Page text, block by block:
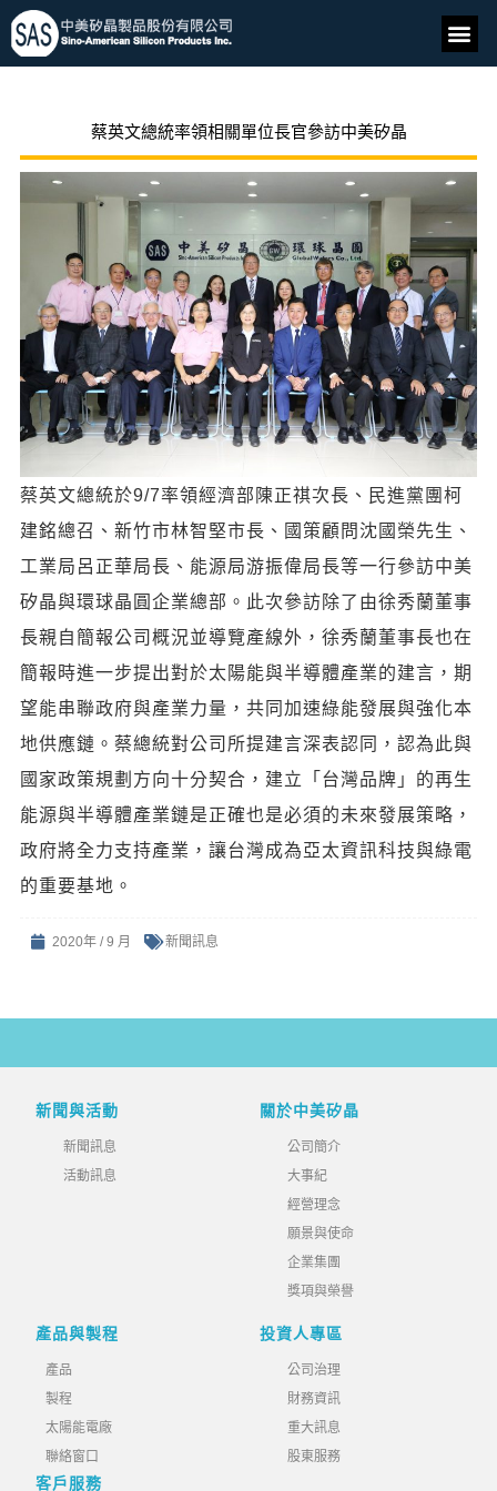
蔡英文總統率領相關單位長官參訪中美矽晶
蔡英文總統於9/7率領經濟部陳正祺次長、民進黨團柯
建銘總召、新竹市林智堅市長、國策顧問沈國榮先生、
工業局呂正華局長、能源局游振偉局長等一行參訪中美
矽晶與環球晶圓企業總部。此次參訪除了由徐秀蘭董事
長親自簡報公司概況並導覽產線外，徐秀蘭董事長也在
簡報時進一步提出對於太陽能與半導體產業的建言，期
望能串聯政府與產業力量，共同加速綠能發展與強化本
地供應鏈。蔡總統對公司所提建言深表認同，認為此與
國家政策規劃方向十分契合，建立「台灣品牌」的再生
能源與半導體產業鏈是正確也是必須的未來發展策略，
政府將全力支持產業，讓台灣成為亞太資訊科技與綠電
的重要基地。
2020年 / 9 月 新聞訊息
新聞與活動
新聞訊息
活動訊息
關於中美矽晶
公司簡介
大事紀
經營理念
願景與使命
企業集團
獎項與榮譽
產品與製程
產品
製程
太陽能電廠
聯絡窗口
客戶服務
投資人專區
公司治理
財務資訊
重大訊息
股東服務